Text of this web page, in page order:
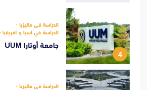
4
الدراسة فى ماليزيا
الدراسة في اسيا و افريقيا
جامعة أوتارا UUM
الدراسة فى ماليزيا